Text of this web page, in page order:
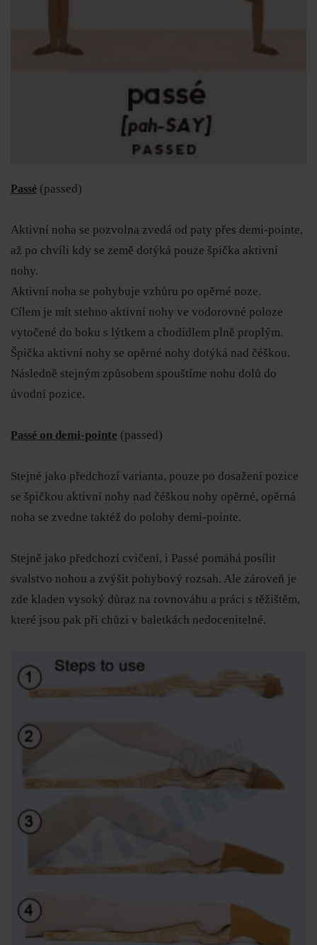
Passé (passed)
Aktivní noha se pozvolna zvedá od paty přes demi-pointe,
až po chvíli kdy se země dotýká pouze špička aktivní
nohy.
Aktivní noha se pohybuje vzhůru po opěrné noze.
Cílem je mít stehno aktivní nohy ve vodorovné poloze
vytočené do boku s lýtkem a chodidlem plně proplým.
Špička aktivní nohy se opěrné nohy dotýká nad čéškou.
Následně stejným způsobem spouštíme nohu dolů do
úvodní pozice.
Passé on demi-pointe (passed)
Stejné jako předchozí varianta, pouze po dosažení pozice
se špičkou aktivní nohy nad čéškou nohy opěrné, opěrná
noha se zvedne taktéž do polohy demi-pointe.
Stejně jako předchozí cvičení, i Passé pomáhá posílit
svalstvo nohou a zvýšit pohybový rozsah. Ale zároveň je
zde kladen vysoký důraz na rovnováhu a práci s těžištěm,
které jsou pak při chůzi v baletkách nedocenitelné.